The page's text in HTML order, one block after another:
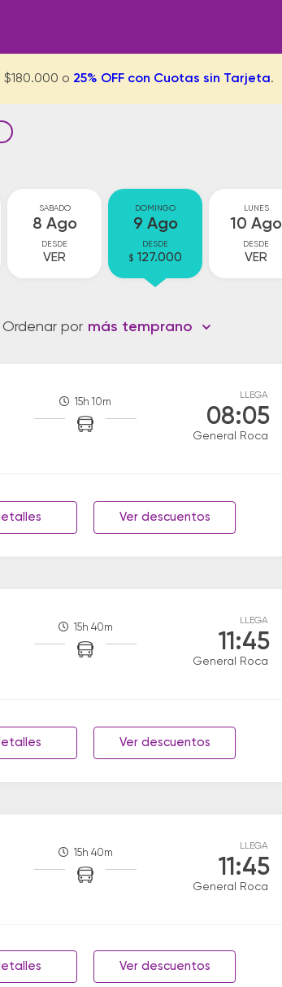
o 25% OFF con Cuotas sin Tarjeta.
SABADO
8 Ago
DESDE
VER
DOMINGO
9 Ago
DESDE
$ 127.000
LUNES
10 Ago
DESDE
VER
Ordenar por más temprano
15h 10m
LLEGA
08:05
General Roca
Ver descuentos
15h 40m
LLEGA
11:45
General Roca
Ver descuentos
15h 40m
LLEGA
11:45
General Roca
Ver descuentos